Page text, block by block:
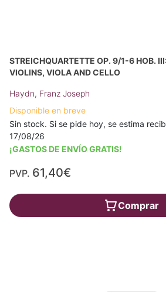
STREICHQUARTETTE OP. 9/1-6 HOB.
VIOLINS, VIOLA AND CELLO
Haydn, Franz Joseph
Disponible en breve
Sin stock. Si se pide hoy, se estima
17/08/26
¡GASTOS DE ENVÍO GRATIS!
PVP. 61,40€
Comprar